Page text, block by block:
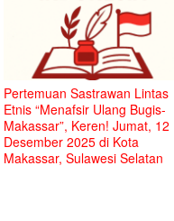
Pertemuan Sastrawan Lintas
Etnis “Menafsir Ulang Bugis-
Makassar”, Keren! Jumat, 12
Desember 2025 di Kota
Makassar, Sulawesi Selatan